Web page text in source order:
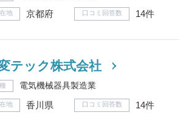
地 京都府 口コミ回答数 14件
テック株式会社
電気機械器具製造業
地 香川県 口コミ回答数 14件